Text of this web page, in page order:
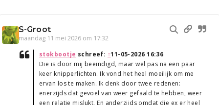
S-Groot
maandag 11 mei 2026 om 17:32
stokbootje schreef: ↑11-05-2026 16:36
Die is door mij beeindigd, maar wel pas na een paar
keer knipperlichten. Ik vond het heel moeilijk om me
ervan los te maken. Ik denk door twee redenen:
enerzijds dat gevoel van weer gefaald te hebben, weer
een relatie mislukt. En anderzijds omdat die ex er heel